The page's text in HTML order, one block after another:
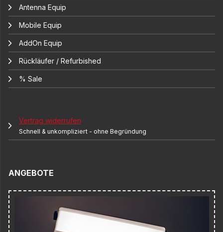
Antenna Equip
Mobile Equip
AddOn Equip
Rückläufer / Refurbished
% Sale
Vertrag widerrufen
Schnell & unkompliziert - ohne Begründung
ANGEBOTE